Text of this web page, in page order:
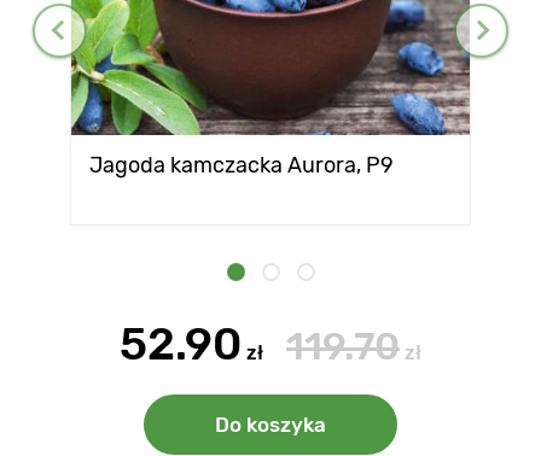
Jagoda kamczacka Aurora, P9
52.90 zł 119.70 zł
Do koszyka